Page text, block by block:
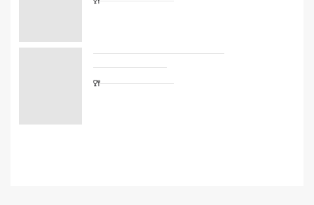
Сетевые отели Египта
Сетевые отели ОАЭ